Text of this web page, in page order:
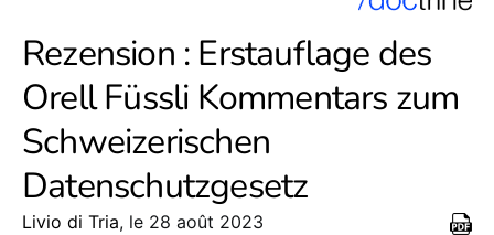
Rezension : Erstauflage des
Orell Füssli Kommentars zum
Schweizerischen
Datenschutzgesetz
Livio di Tria, le 28 août 2023